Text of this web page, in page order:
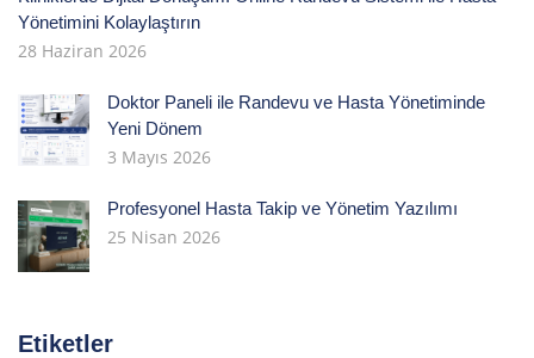
Yönetimini Kolaylaştırın
28 Haziran 2026
Doktor Paneli ile Randevu ve Hasta Yönetiminde
Yeni Dönem
3 Mayıs 2026
Profesyonel Hasta Takip ve Yönetim Yazılımı
25 Nisan 2026
Etiketler